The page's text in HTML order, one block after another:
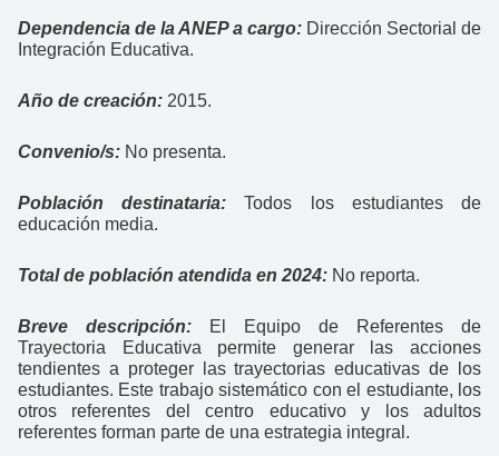
Dependencia de la ANEP a cargo: Dirección Sectorial de
Integración Educativa.
Año de creación: 2015.
Convenio/s: No presenta.
Población destinataria:Todos los estudiantes de
educación media.
Total de población atendida en 2024: No reporta.
Breve descripción:
El Equipo de Referentes de
Trayectoria Educativa permite generar las acciones
tendientes a proteger las trayectorias educativas de los
estudiantes. Este trabajo sistemático con el estudiante, los
otros referentes del centro educativo y los adultos
referentes forman parte de una estrategia integral.